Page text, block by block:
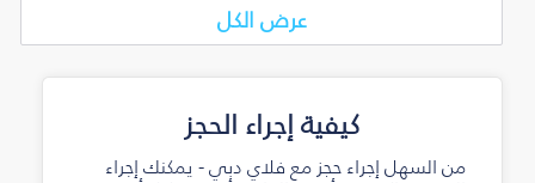
عرض الكل
كيفية إجراء الحجز
من السهل إجراء حجز مع فلاي دبي - يمكنك إجراء